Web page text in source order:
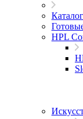
Каталог
HPL